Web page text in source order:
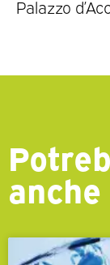
Palazzo
anche